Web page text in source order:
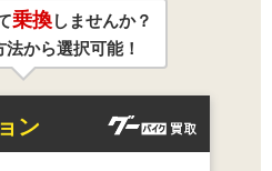
乗換しませんか？
法から選択可能！
ン